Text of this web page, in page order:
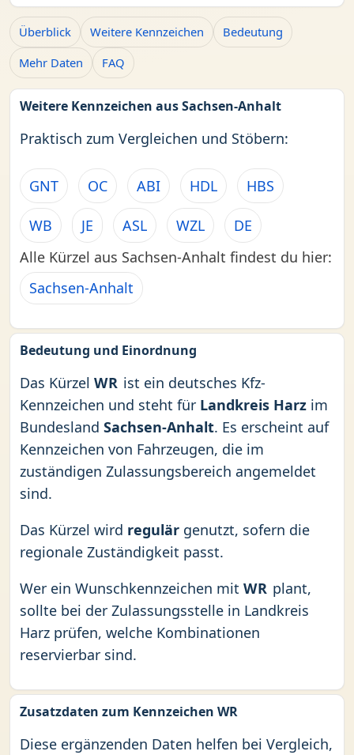
Überblick Weitere Kennzeichen
Bedeutung
Mehr Daten
FAQ
Weitere Kennzeichen aus Sachsen-Anhalt
Praktisch zum Vergleichen und Stöbern:
GNT OC ABI HDL HBS
WB JE ASL WZL
DE
Alle Kürzel aus Sachsen-Anhalt findest du hier:
Sachsen-Anhalt
Bedeutung und Einordnung
Das Kürzel WR ist ein deutsches Kfz-
Kennzeichen und steht für Landkreis Harz im
Bundesland Sachsen-Anhalt. Es erscheint auf
Kennzeichen von Fahrzeugen, die im
zuständigen Zulassungsbereich angemeldet
sind.
Das Kürzel wird regulär genutzt, sofern die
regionale Zuständigkeit passt.
Wer ein Wunschkennzeichen mit WR plant,
sollte bei der Zulassungsstelle in Landkreis
Harz prüfen, welche Kombinationen
reservierbar sind.
Zusatzdaten zum Kennzeichen WR
Diese ergänzenden Daten helfen bei Vergleich,